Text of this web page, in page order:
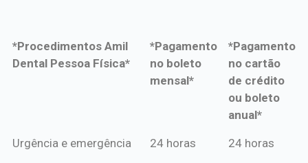
*Procedimentos Amil
Dental Pessoa Física*
*Pagamento
no boleto
mensal*
*Pagamento
no cartão
de crédito
ou boleto
anual*
*Procedimentos Amil
*Pagamento
*Pagamento
Urgência e emergência 24 horas 24 horas